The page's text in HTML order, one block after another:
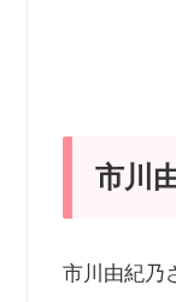
市川
市川由紀乃